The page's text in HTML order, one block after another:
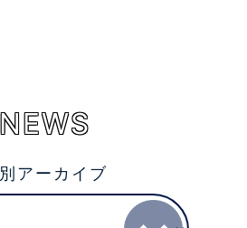
NEWS
アーカイブ